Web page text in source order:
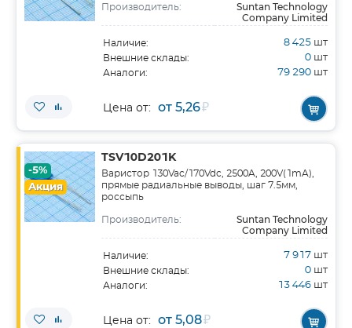
Производитель:
Suntan Technology
Company Limited
Наличие: 8 425 шт
Внешние склады: 0 шт
Аналоги: 79 290 шт
Цена от: от 5,26₽
-5%
Акция
TSV10D201K
Варистор 130Vac/170Vdc, 2500A, 200V(1mA),
прямые радиальные выводы, шаг 7.5мм,
россыпь
Производитель:
Suntan Technology
Company Limited
Наличие: 7 917 шт
Внешние склады: 0 шт
Аналоги: 13 446 шт
Цена от: от 5,08₽